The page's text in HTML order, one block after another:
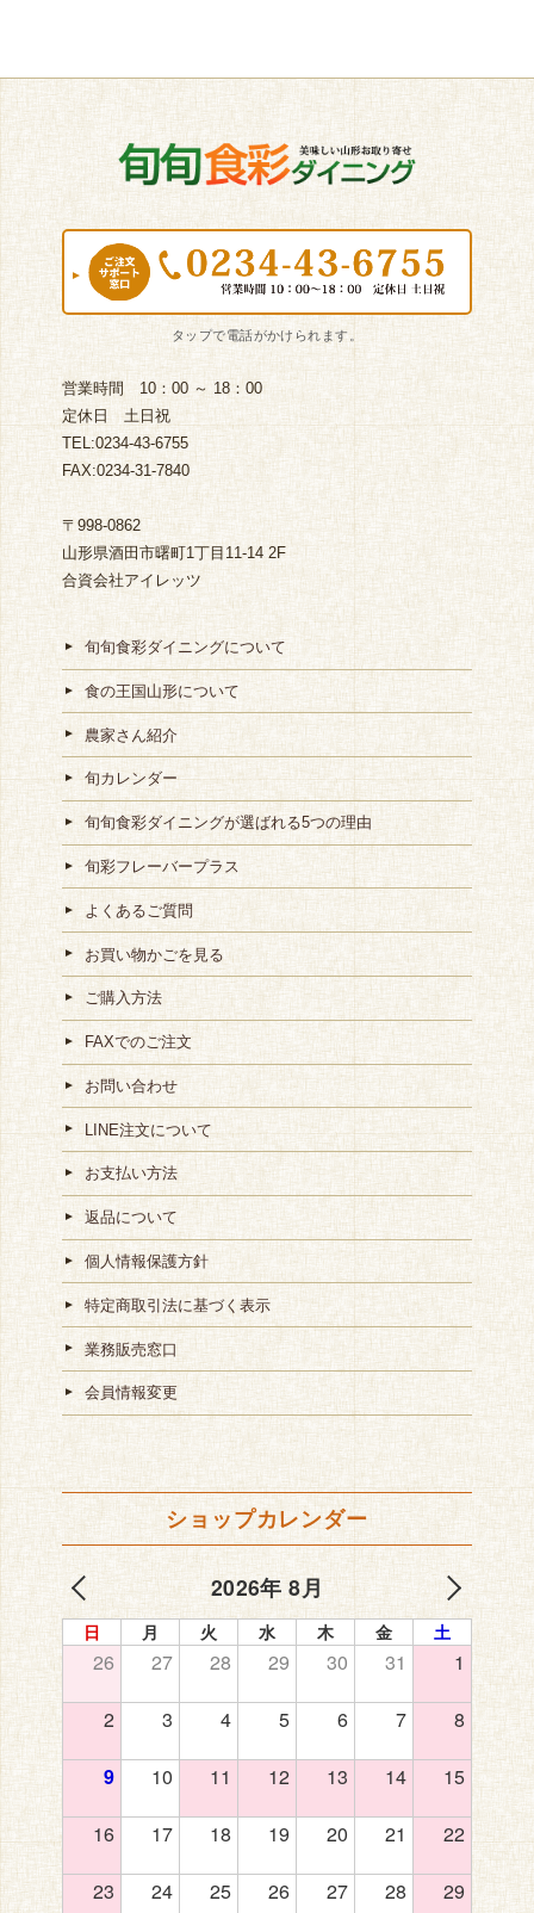
営業時間 10：00 ～ 18：00
定休日 土日祝
TEL:0234-43-6755
FAX:0234-31-7840
〒998-0862
山形県酒田市曙町1丁目11-14 2F
合資会社アイレッツ
旬旬食彩ダイニングについて
食の王国山形について
農家さん紹介
旬カレンダー
旬旬食彩ダイニングが選ばれる5つの理由
旬彩フレーバープラス
よくあるご質問
お買い物かごを見る
ご購入方法
FAXでのご注文
お問い合わせ
LINE注文について
お支払い方法
返品について
個人情報保護方針
特定商取引法に基づく表示
業務販売窓口
会員情報変更
ショップカレンダー
2026年 8月
日 月 火 水 木 金 土
26 27 28 29 30 31 1
2 3 4 5 6 7 8
9 10 11 12 13 14 15
16 17 18 19 20 21 22
23 24 25 26 27 28 29